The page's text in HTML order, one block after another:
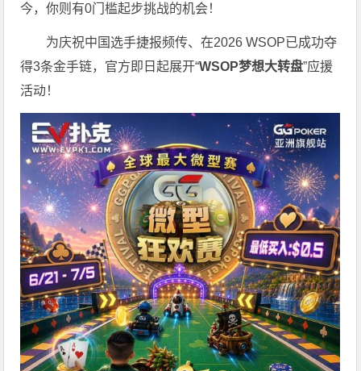
今，你则有0门槛起步挑战的机会！
为庆祝中国选手捷报频传、在2026 WSOP已成功夺
得3条金手链，官方即日起展开“WSOP梦想大转盘”应援
活动！